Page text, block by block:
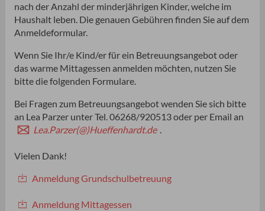
nach der Anzahl der minderjährigen Kinder, welche im
Haushalt leben. Die genauen Gebühren finden Sie auf dem
Anmeldeformular.
Wenn Sie Ihr/e Kind/er für ein Betreuungsangebot oder
das warme Mittagessen anmelden möchten, nutzen Sie
bitte die folgenden Formulare.
Bei Fragen zum Betreuungsangebot wenden Sie sich bitte
an Lea Parzer unter Tel. 06268/920513 oder per Email an
Lea.Parzer(@)Hueffenhardt.de .
Vielen Dank!
Anmeldung Grundschulbetreuung
Anmeldung Mittagessen